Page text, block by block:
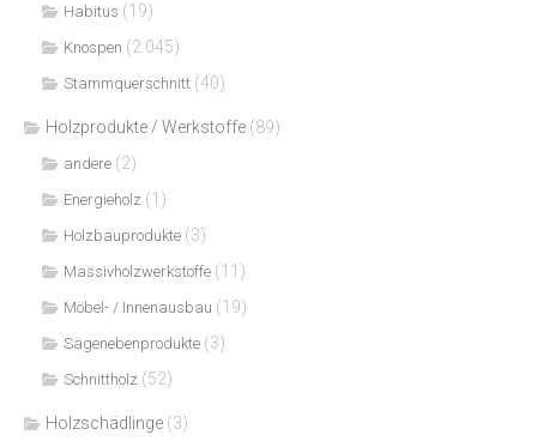
Habitus (19)
Knospen (2.045)
Stammquerschnitt (40)
Holzprodukte / Werkstoffe (89)
andere (2)
Energieholz (1)
Holzbauprodukte (3)
Massivholzwerkstoffe (11)
Möbel- / Innenausbau (19)
Sägenebenprodukte (3)
Schnittholz (52)
Holzschädlinge (3)